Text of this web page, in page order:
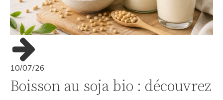
10/07/26
Boisson au soja bio : découvrez